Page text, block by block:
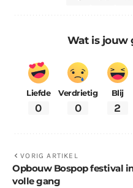
Wat is jouw
Liefde
0
Verdrietig
0
Blij
2
VORIG ARTIKEL
Opbouw Bospop festival
volle gang